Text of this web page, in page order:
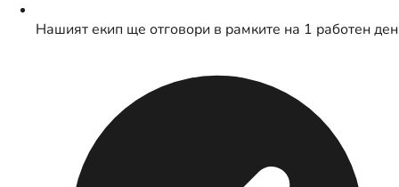
Нашият екип ще отговори в рамките на 1 работен ден